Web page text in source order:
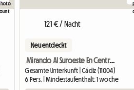
Zur Anzeige
121 € / Nacht
Neu entdeckt
Mirando Al Suroeste En Centro Cádiz
Gesamte Unterkunft | Cádiz (11004)
6 Pers. | Mindestaufenthalt: 1 woche